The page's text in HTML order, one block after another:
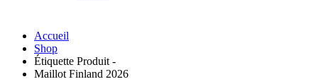
Accueil
Shop
Étiquette Produit -
Maillot Finland 2026